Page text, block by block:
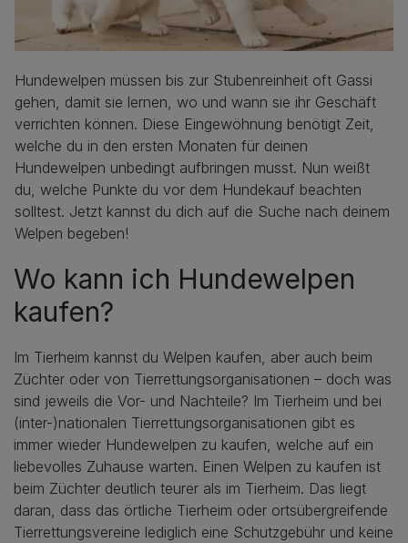
Hundewelpen müssen bis zur Stubenreinheit oft Gassi
gehen, damit sie lernen, wo und wann sie ihr Geschäft
verrichten können. Diese Eingewöhnung benötigt Zeit,
welche du in den ersten Monaten für deinen
Hundewelpen unbedingt aufbringen musst. Nun weißt
du, welche Punkte du vor dem Hundekauf beachten
solltest. Jetzt kannst du dich auf die Suche nach deinem
Welpen begeben!
Wo kann ich Hundewelpen
kaufen?
Im Tierheim kannst du Welpen kaufen, aber auch beim
Züchter oder von Tierrettungsorganisationen – doch was
sind jeweils die Vor- und Nachteile? Im Tierheim und bei
(inter-)nationalen Tierrettungsorganisationen gibt es
immer wieder Hundewelpen zu kaufen, welche auf ein
liebevolles Zuhause warten. Einen Welpen zu kaufen ist
beim Züchter deutlich teurer als im Tierheim. Das liegt
daran, dass das örtliche Tierheim oder ortsübergreifende
Tierrettungsvereine lediglich eine Schutzgebühr und keine